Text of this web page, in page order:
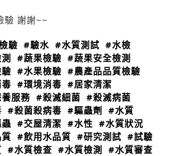
驗 謝謝~~
驗 #驗水 #水質測試 #水檢
#蔬果檢驗 #蔬果安全檢測
#水果檢驗 #農產品品質檢驗
#環境消毒 #居家清潔
服務 #殺滅細菌 #殺滅病菌
#殺菌殺病毒 #驅蟲劑
#水質
#交屋清潔 #水性 #水質狀況
#飲用水品質 #研究測試 #試驗
#水質檢查 #水質檢測
#水質審查